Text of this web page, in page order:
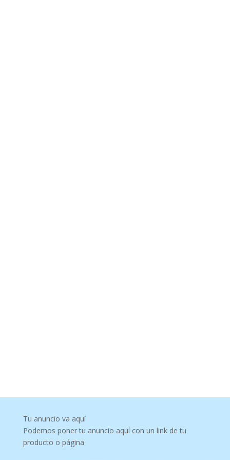
Tu anuncio va aquí
Podemos poner tu anuncio aquí con un link de tu
producto o página